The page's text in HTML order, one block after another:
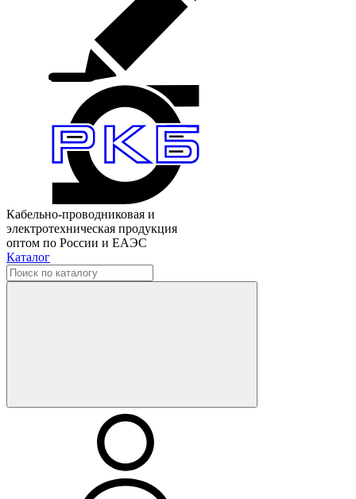
Кабельно-проводниковая и
электротехническая продукция
оптом по России и ЕАЭС
Каталог